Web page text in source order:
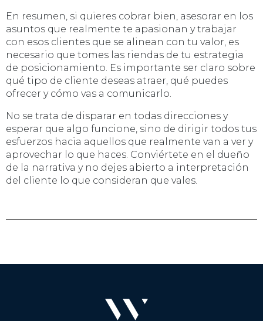
En resumen, si quieres cobrar bien, asesorar en los
asuntos que realmente te apasionan y trabajar
con esos clientes que se alinean con tu valor, es
necesario que tomes las riendas de tu estrategia
de posicionamiento. Es importante ser claro sobre
qué tipo de cliente deseas atraer, qué puedes
ofrecer y cómo vas a comunicarlo.
No se trata de disparar en todas direcciones y
esperar que algo funcione, sino de dirigir todos tus
esfuerzos hacia aquellos que realmente van a ver y
aprovechar lo que haces. Conviértete en el dueño
de la narrativa y no dejes abierto a interpretación
del cliente lo que consideran que vales.